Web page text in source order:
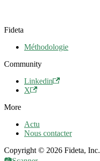
Fideta
Méthodologie
Community
Linkedin
X
More
Actu
Nous contacter
Copyright © 2026 Fideta, Inc.